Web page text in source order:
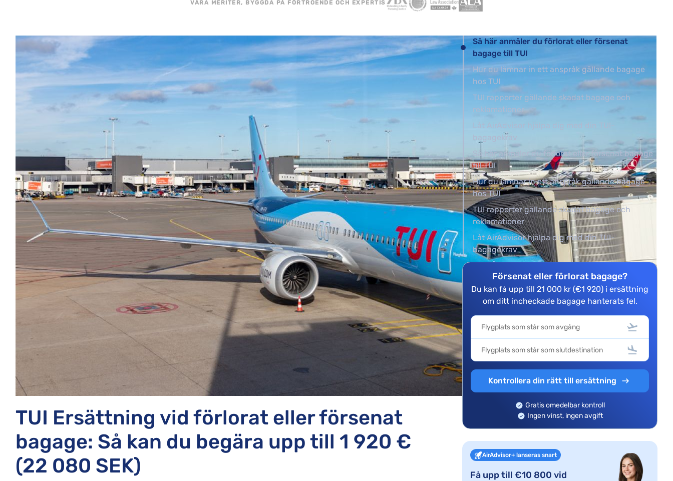
VÅRA MERITER, BYGGDA PÅ FÖRTROENDE OCH EXPERTIS
TUI Ersättning vid förlorat eller försenat
bagage: Så kan du begära upp till 1 920 €
(22 080 SEK)
Så här anmäler du förlorat eller försenat
bagage till TUI
Hur du lämnar in ett anspråk gällande bagage
hos TUI
TUI rapporter gällande skadat bagage och
reklamationer
Låt AirAdvisor hjälpa dig med din TUI-
bagagekrav
Så här anmäler du förlorat eller försenat bagage
till TUI
Hur du lämnar in ett anspråk gällande bagage
hos TUI
TUI rapporter gällande skadat bagage och
reklamationer
Låt AirAdvisor hjälpa dig med din TUI-
bagagekrav
Försenat eller förlorat bagage?
Du kan få upp till 21 000 kr (€1 920) i ersättning
om ditt incheckade bagage hanterats fel.
Kontrollera din rätt till ersättning
Gratis omedelbar kontroll
Ingen vinst, ingen avgift
AirAdvisor+ lanseras snart
Få upp till €10 800 vid